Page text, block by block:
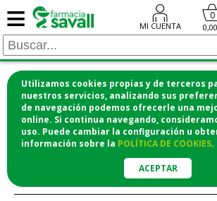
Utilizamos cookies propias y de terceros
nuestros servicios, analizando sus
de navegación podemos ofrecerle una
online. Si continua navegando,
uso. Puede cambiar la configuración u
información sobre la POLÍTICA DE COOKIES.
ACEPTAR
≡ MI CUENTA
0
¡COMPRA CÓMODAMENTE DESDE
EN LA FARMACIA!
o si lo prefieres te lo